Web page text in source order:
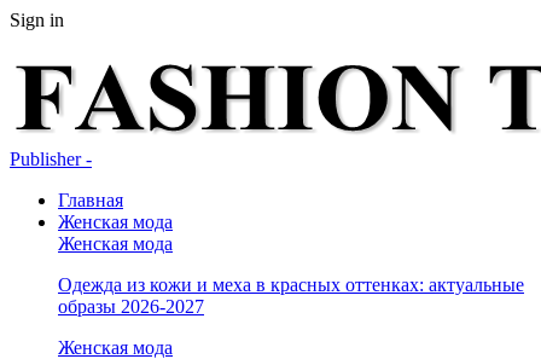
Sign in
Publisher -
Главная
Женская мода
Женская мода
Одежда из кожи и меха в красных оттенках: актуальные
образы 2026-2027
Женская мода